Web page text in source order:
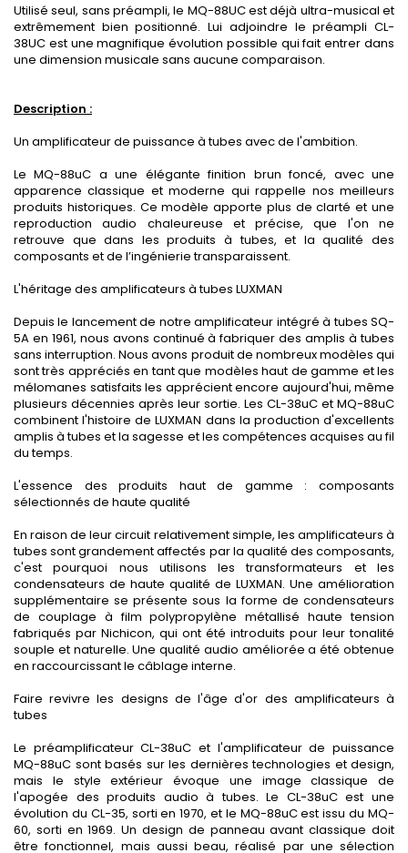
Utilisé seul, sans préampli, le MQ-88UC est déjà ultra-musical et
extrêmement bien positionné. Lui adjoindre le préampli CL-
38UC est une magnifique évolution possible qui fait entrer dans
une dimension musicale sans aucune comparaison.
Description :
Un amplificateur de puissance à tubes avec de l'ambition.
Le MQ-88uC a une élégante finition brun foncé, avec une
apparence classique et moderne qui rappelle nos meilleurs
produits historiques. Ce modèle apporte plus de clarté et une
reproduction audio chaleureuse et précise, que l'on ne
retrouve que dans les produits à tubes, et la qualité des
composants et de l’ingénierie transparaissent.
L'héritage des amplificateurs à tubes LUXMAN
Depuis le lancement de notre amplificateur intégré à tubes SQ-
5A en 1961, nous avons continué à fabriquer des amplis à tubes
sans interruption. Nous avons produit de nombreux modèles qui
sont très appréciés en tant que modèles haut de gamme et les
mélomanes satisfaits les apprécient encore aujourd'hui, même
plusieurs décennies après leur sortie. Les CL-38uC et MQ-88uC
combinent l'histoire de LUXMAN dans la production d'excellents
amplis à tubes et la sagesse et les compétences acquises au fil
du temps.
L'essence des produits haut de gamme : composants
sélectionnés de haute qualité
En raison de leur circuit relativement simple, les amplificateurs à
tubes sont grandement affectés par la qualité des composants,
c'est pourquoi nous utilisons les transformateurs et les
condensateurs de haute qualité de LUXMAN. Une amélioration
supplémentaire se présente sous la forme de condensateurs
de couplage à film polypropylène métallisé haute tension
fabriqués par Nichicon, qui ont été introduits pour leur tonalité
souple et naturelle. Une qualité audio améliorée a été obtenue
en raccourcissant le câblage interne.
Faire revivre les designs de l'âge d'or des amplificateurs à
tubes
Le préamplificateur CL-38uC et l'amplificateur de puissance
MQ-88uC sont basés sur les dernières technologies et design,
mais le style extérieur évoque une image classique de
l'apogée des produits audio à tubes. Le CL-38uC est une
évolution du CL-35, sorti en 1970, et le MQ-88uC est issu du MQ-
60, sorti en 1969. Un design de panneau avant classique doit
être fonctionnel, mais aussi beau, réalisé par une sélection